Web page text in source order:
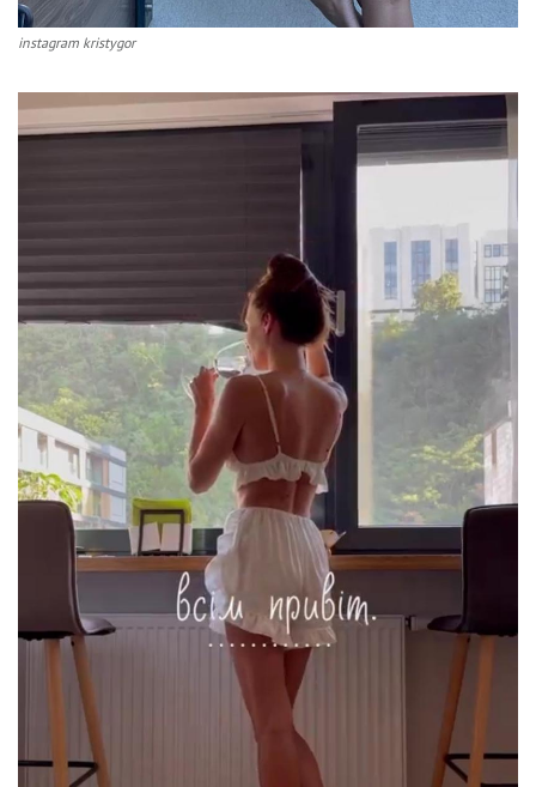
instagram kristygor